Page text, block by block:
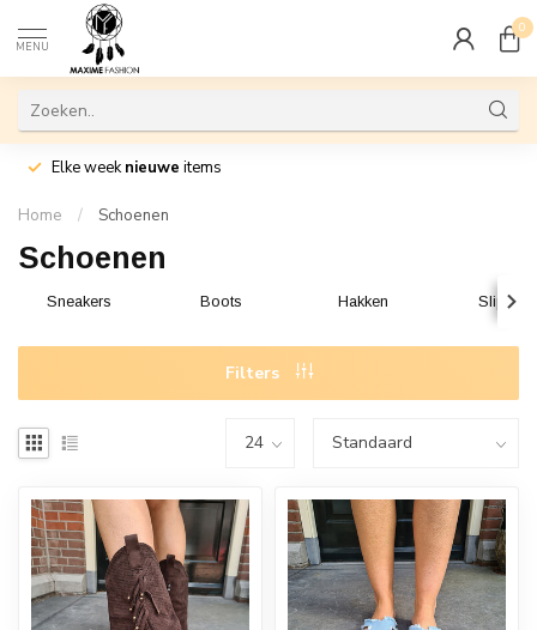
MENU
0
Elke weeknieuwe items
Home / Schoenen
Schoenen
Sneakers Boots Hakken Slippers
Filters